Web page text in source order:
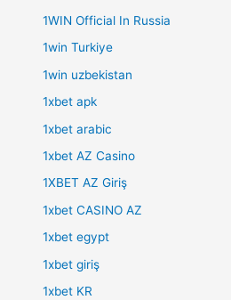
1WIN Official In Russia
1win Turkiye
1win uzbekistan
1xbet apk
1xbet arabic
1xbet AZ Casino
1XBET AZ Giriş
1xbet CASINO AZ
1xbet egypt
1xbet giriş
1xbet KR